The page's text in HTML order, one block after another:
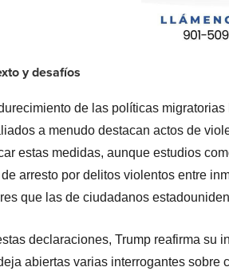
y desafíos
de las políticas
a menudo destacan actos de
estas medidas, aunque estudios
arresto por delitos violentos entre
que las de ciudadanos
declaraciones, Trump reafirma su
abiertas varias interrogantes